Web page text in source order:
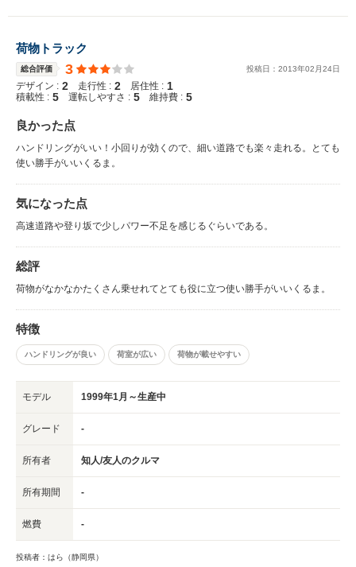
荷物トラック
総合評価 3 投稿日： 2013年02 月24日
デザイン : 2 走行性 : 2 居住性 : 1
積載性 : 5 運転しやすさ : 5 維持費 : 5
良かった点
ハンドリングがいい！小回りが効くので、細い道路でも楽々走れる。とても
使い勝手がいいくるま。
気になった点
高速道路や登り坂で少しパワー不足を感じるぐらいである。
総評
荷物がなかなかたくさん乗せれてとても役に立つ使い勝手がいいくるま。
特徴
ハンドリングが良い 荷室が広い 荷物が載せやすい
モデル 1999年1月～生産中
グレード -
所有者 知人/友人のクルマ
所有期間 -
燃費 -
投稿者：はら（静岡県）